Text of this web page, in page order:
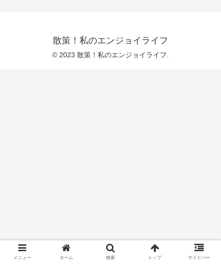
散策！私のエンジョイライフ
© 2023 散策！私のエンジョイライフ.
メニュー ホーム 検索 トップ サイドバー